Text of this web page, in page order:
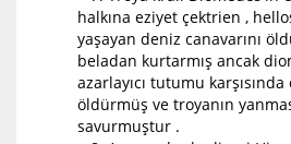
halkına eziyet çektrien ,
yaşayan deniz canavarını
beladan kurtarmış ancak
azarlayıcı tutumu karşısında
öldürmüş ve troyanın
savurmuştur .